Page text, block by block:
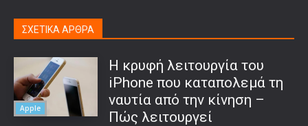
ΣΧΕΤΙΚΑ ΑΡΘΡΑ
Apple
Η κρυφή λειτουργία του
iPhone που καταπολεμά τη
ναυτία από την κίνηση –
Πώς λειτουργεί